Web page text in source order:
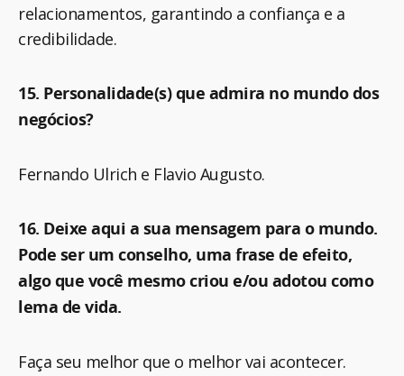
relacionamentos, garantindo a confiança e a
credibilidade.
15. Personalidade(s) que admira no mundo dos
negócios?
Fernando Ulrich e Flavio Augusto.
16. Deixe aqui a sua mensagem para o mundo.
Pode ser um conselho, uma frase de efeito,
algo que você mesmo criou e/ou adotou como
lema de vida.
Faça seu melhor que o melhor vai acontecer.